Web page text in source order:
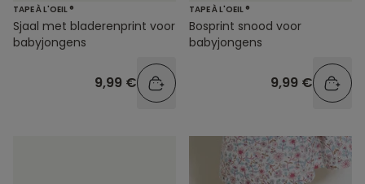
TAPE À L'OEIL ®
Sjaal met bladerenprint voor
babyjongens
9,99 €
TAPE À L'OEIL ®
Bosprint snood voor
babyjongens
9,99 €